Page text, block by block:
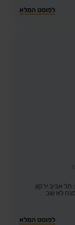
לפוסט המלא
אביב ירקון
לא שב
לפוסט המלא